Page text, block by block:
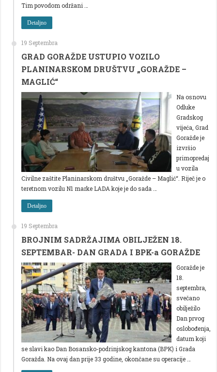
Tim povodom održani …
Detaljno
19 Septembra
GRAD GORAŽDE USTUPIO VOZILO
PLANINARSKOM DRUŠTVU „GORAŽDE –
MAGLIĆ“
Na osnovu
Odluke
Gradskog
vijeća, Grad
Goražde je
izvršio
primopredaj
u vozila
Civilne zaštite Planinarskom društvu „Goražde – Maglić“. Riječ je o
teretnom vozilu N1 marke LADA koje je do sada …
Detaljno
19 Septembra
BROJNIM SADRŽAJIMA OBILJEŽEN 18.
SEPTEMBAR- DAN GRADA I BPK-a GORAŽDE
Goražde je
18.
septembra,
svečano
obilježilo
Dan prvog
oslobođenja,
datum koji
se slavi kao Dan Bosansko-podrinjskog kantona (BPK) i Grada
Goražda. Na ovaj dan prije 33 godine, okončane su operacije …